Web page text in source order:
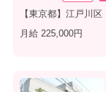
【東京都】江戸川区
月給 225,000円